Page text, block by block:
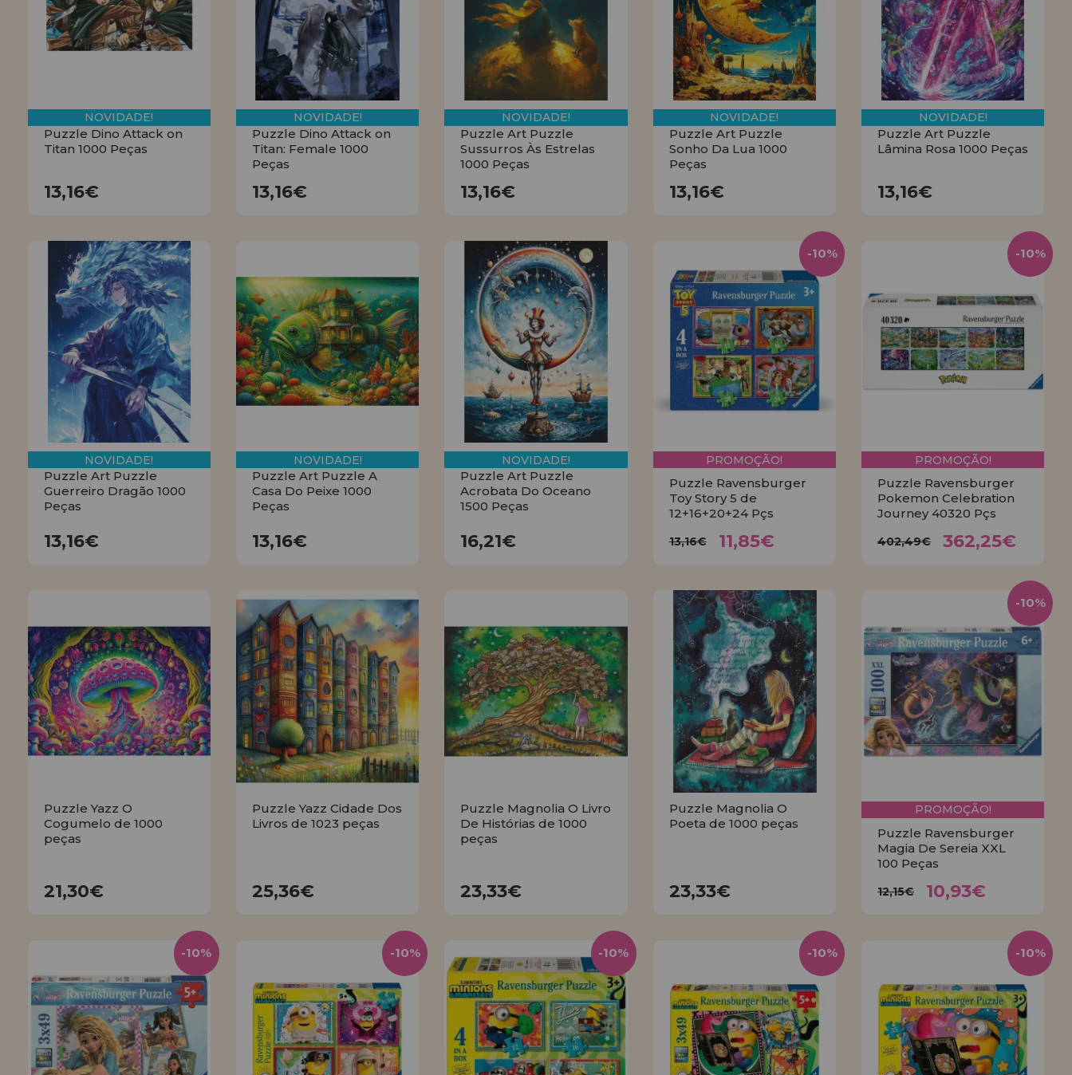
LIQUIDAÇÕES
NOVIDADE!
Puzzle Dino Attack on
Titan 1000 Peças
13,16€
NOVIDADE!
Puzzle Dino Attack on
Titan: Female 1000
Peças
13,16€
NOVIDADE!
Puzzle Art Puzzle
Sussurros Às Estrelas
1000 Peças
13,16€
NOVIDADE!
Puzzle Art Puzzle
Sonho Da Lua 1000
Peças
13,16€
NOVIDADE!
Puzzle Art Puzzle
Lâmina Rosa 1000 Peças
13,16€
NOVIDADE!
Puzzle Art Puzzle
Guerreiro Dragão 1000
Peças
13,16€
NOVIDADE!
Puzzle Art Puzzle A
Casa Do Peixe 1000
Peças
13,16€
NOVIDADE!
Puzzle Art Puzzle
Acrobata Do Oceano
1500 Peças
16,21€
PROMOÇÃO!
Puzzle Ravensburger
Toy Story 5 de
12+16+20+24 Pçs
13,16€ 11,85€
-10%
PROMOÇÃO!
Puzzle Ravensburger
Pokemon Celebration
Journey 40320 Pçs
402,49€ 362,25€
-10%
Puzzle Yazz O
Cogumelo de 1000
peças
21,30€
Puzzle Yazz Cidade Dos
Livros de 1023 peças
25,36€
Puzzle Magnolia O Livro
De Histórias de 1000
peças
23,33€
Puzzle Magnolia O
Poeta de 1000 peças
23,33€
PROMOÇÃO!
Puzzle Ravensburger
Magia De Sereia XXL
100 Peças
12,15€ 10,93€
-10%
-10% -10% -10% -10% -10%